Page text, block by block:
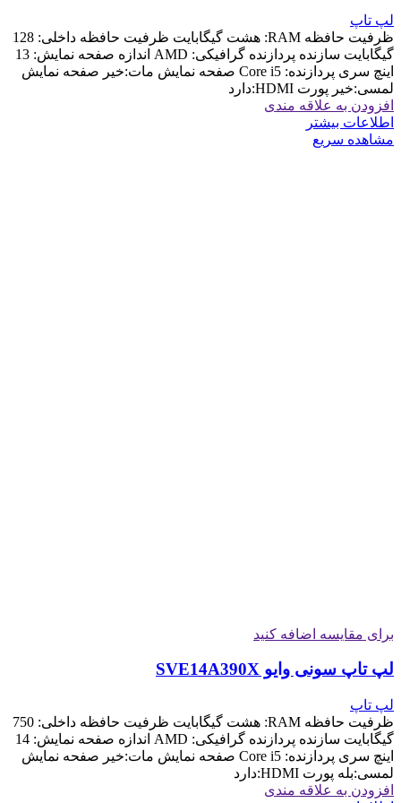
لپ تاپ
ظرفیت حافظه RAM: هشت گیگابایت ظرفیت حافظه داخلی: 128
گیگابایت سازنده پردازنده گرافیکی: AMD اندازه صفحه نمایش: 13
اینچ سری پردازنده: Core i5 صفحه نمایش مات:خیر صفحه نمایش
لمسی:خیر پورت HDMI:دارد
افزودن به علاقه مندی
اطلاعات بیشتر
مشاهده سریع
برای مقایسه اضافه کنید
لپ تاپ سونی وایو SVE14A390X
لپ تاپ
ظرفیت حافظه RAM: هشت گیگابایت ظرفیت حافظه داخلی: 750
گیگابایت سازنده پردازنده گرافیکی: AMD اندازه صفحه نمایش: 14
اینچ سری پردازنده: Core i5 صفحه نمایش مات:خیر صفحه نمایش
لمسی:بله پورت HDMI:دارد
افزودن به علاقه مندی